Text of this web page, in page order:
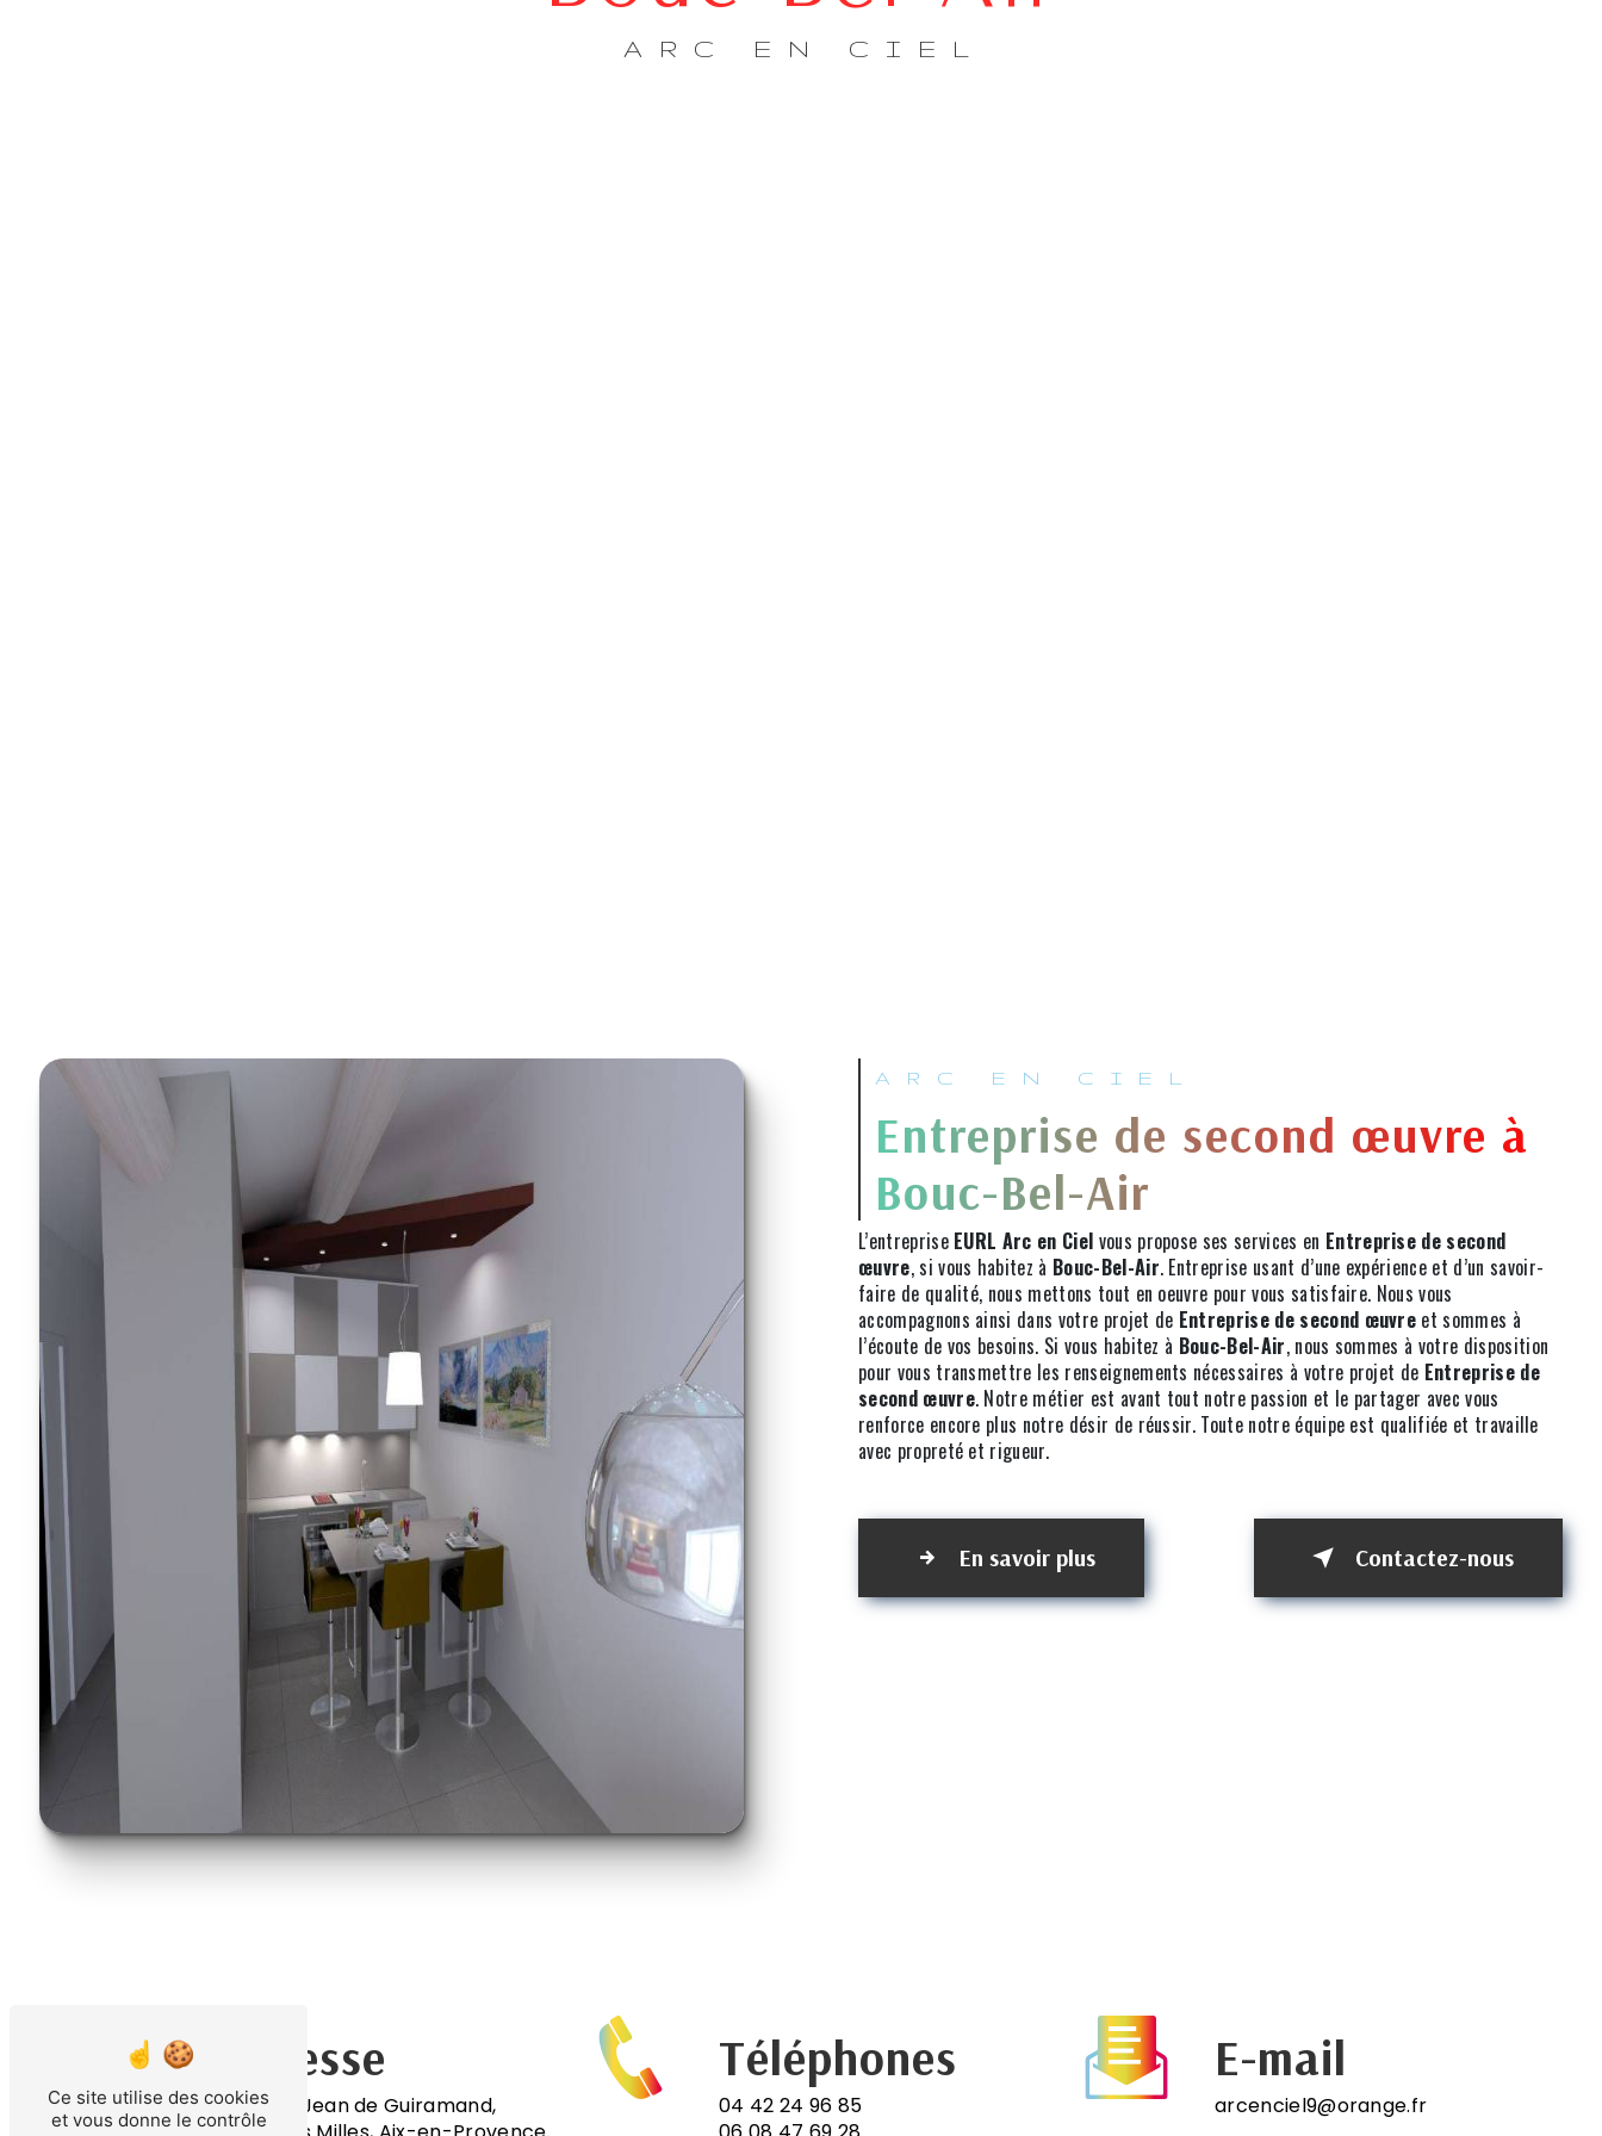
ARC EN CIEL
ARC EN CIEL
Entreprise de second œuvre à
Bouc-Bel-Air
L’entreprise EURL Arc en Ciel vous propose ses services en Entreprise de second
œuvre, si vous habitez à Bouc-Bel-Air. Entreprise usant d’une expérience et d’un savoir-
faire de qualité, nous mettons tout en oeuvre pour vous satisfaire. Nous vous
accompagnons ainsi dans votre projet de Entreprise de second œuvre et sommes à
l’écoute de vos besoins. Si vous habitez à Bouc-Bel-Air, nous sommes à votre disposition
pour vous transmettre les renseignements nécessaires à votre projet de Entreprise de
second œuvre. Notre métier est avant tout notre passion et le partager avec vous
renforce encore plus notre désir de réussir. Toute notre équipe est qualifiée et travaille
avec propreté et rigueur.
En savoir plus Contactez-nous
Adresse
200 rue Jean de Guiramand,
Téléphones
04 42 24 96 85
E-mail
arcenciel9@orange.fr
Ce site utilise des cookies
et vous donne le contrôle